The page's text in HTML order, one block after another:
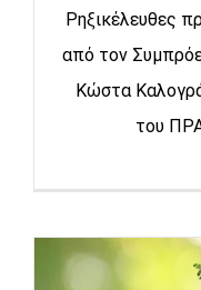
Ρηξικέλευθες
από τον
Κώστα
του